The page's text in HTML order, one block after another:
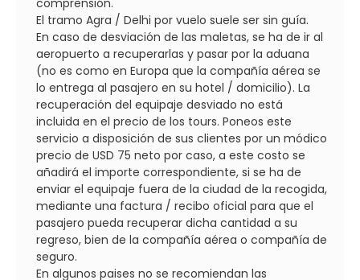
El tramo Agra / Delhi por vuelo suele ser sin guía.
En caso de desviación de las maletas, se ha de ir al
aeropuerto a recuperarlas y pasar por la aduana
(no es como en Europa que la compañía aérea se
lo entrega al pasajero en su hotel / domicilio). La
recuperación del equipaje desviado no está
incluida en el precio de los tours. Poneos este
servicio a disposición de sus clientes por un módico
precio de USD 75 neto por caso, a este costo se
añadirá el importe correspondiente, si se ha de
enviar el equipaje fuera de la ciudad de la recogida,
mediante una factura / recibo oficial para que el
pasajero pueda recuperar dicha cantidad a su
regreso, bien de la compañía aérea o compañía de
seguro.
En algunos paises no se recomiendan las